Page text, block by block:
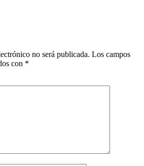
no será publicada. Los campos
con *